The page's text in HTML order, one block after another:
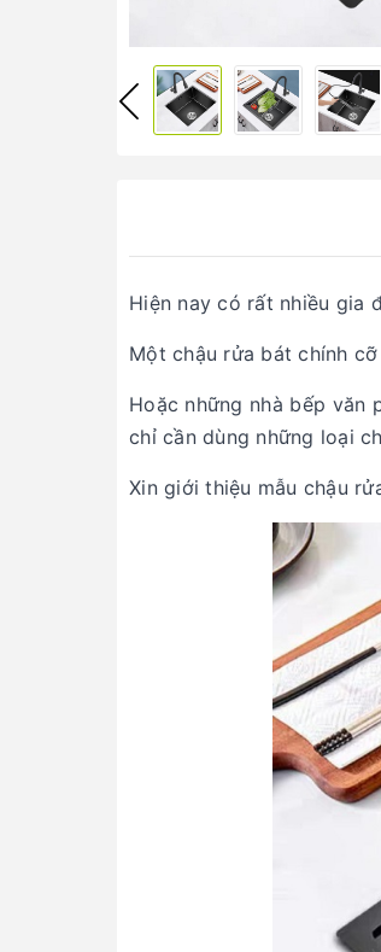
Hiện nay có rất nhiều gia
Một chậu rửa bát chính
Hoặc những nhà bếp văn
chỉ cần dùng những loại
Xin giới thiệu mẫu chậu